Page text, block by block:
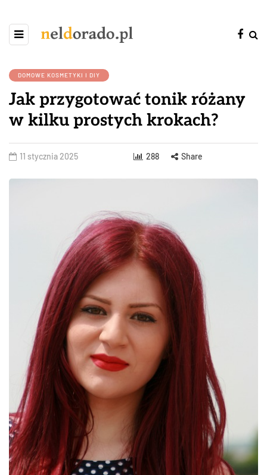
DOMOWE KOSMETYKI I DIY
Jak przygotować tonik różany
w kilku prostych krokach?
11 stycznia 2025 288 Share